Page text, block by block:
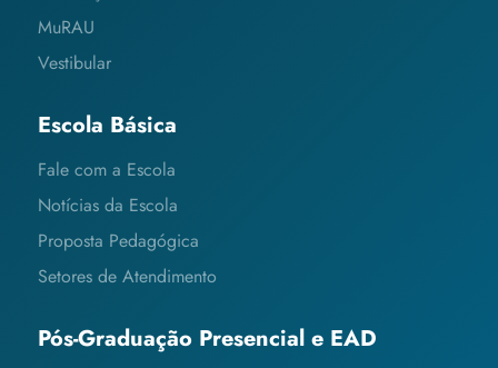
MuRAU
Vestibular
Escola Básica
Fale com a Escola
Notícias da Escola
Proposta Pedagógica
Setores de Atendimento
Pós-Graduação Presencial e EAD